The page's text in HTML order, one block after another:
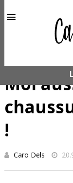
Moi
!
Caro Dels
This site uses
and to analyze
shared with
metrics to